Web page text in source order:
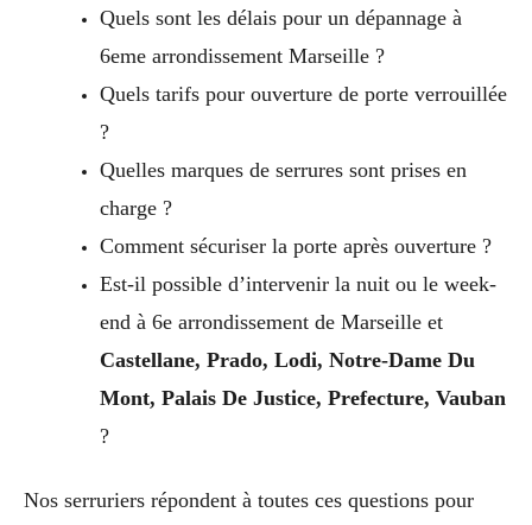
Quels sont les délais pour un dépannage à
6eme arrondissement Marseille ?
Quels tarifs pour ouverture de porte verrouillée
?
Quelles marques de serrures sont prises en
charge ?
Comment sécuriser la porte après ouverture ?
Est-il possible d’intervenir la nuit ou le week-
end à 6e arrondissement de Marseille et
Castellane, Prado, Lodi, Notre-Dame Du
Mont, Palais De Justice, Prefecture, Vauban
?
Nos serruriers répondent à toutes ces questions pour